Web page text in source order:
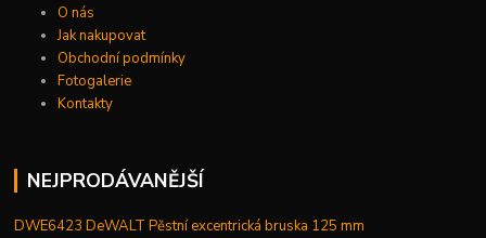
O nás
Jak nakupovat
Obchodní podmínky
Fotogalerie
Kontakty
NEJPRODÁVANĚJŠÍ
DWE6423 DeWALT Pěstní excentrická bruska 125 mm